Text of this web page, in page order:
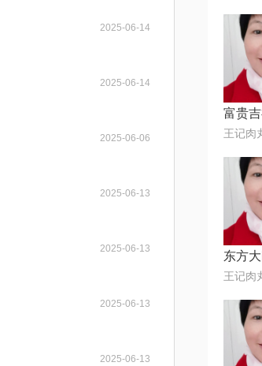
2025-06-14
2025-06-14
2025-06-06
2025-06-13
2025-06-13
2025-06-13
2025-06-13
富贵
王记肉
东方大
王记肉